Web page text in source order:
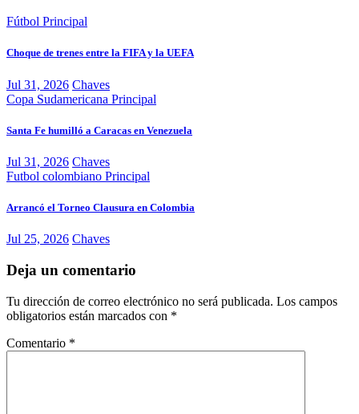
Fútbol Principal
Choque de trenes entre la FIFA y la UEFA
Jul 31, 2026 Chaves
Copa Sudamericana Principal
Santa Fe humilló a Caracas en Venezuela
Jul 31, 2026 Chaves
Futbol colombiano Principal
Arrancó el Torneo Clausura en Colombia
Jul 25, 2026 Chaves
Deja un comentario
Tu dirección de correo electrónico no será publicada. Los campos
obligatorios están marcados con *
Comentario *